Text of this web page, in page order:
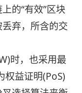
的“有效”区块
丢弃，所含的交
时，也采用最
权益证明(PoS)